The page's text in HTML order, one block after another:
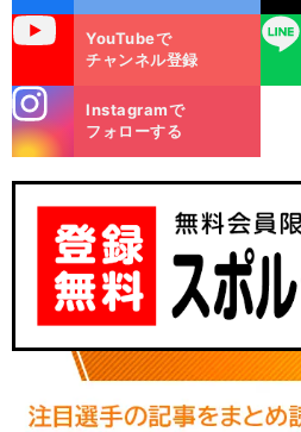
YouTubeで
チャンネル登録
LINE
m
Instagramで
フォローする